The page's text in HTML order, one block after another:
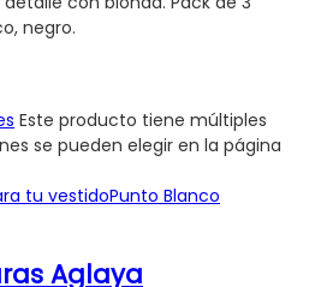
negro.
Este producto tiene múltiples
se pueden elegir en la página
tu vestidoPunto Blanco
Aglaya